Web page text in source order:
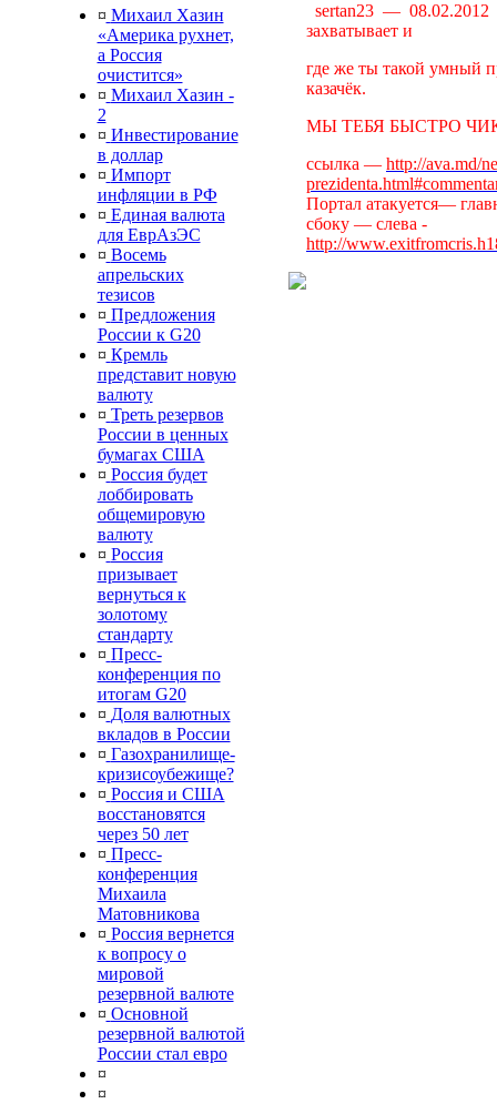
¤ Михаил Хазин
«Америка рухнет,
а Россия
очистится»
¤ Михаил Хазин -
2
¤ Инвестирование
в доллар
¤ Импорт
инфляции в РФ
¤ Единая валюта
для ЕврАзЭС
¤ Восемь
апрельских
тезисов
¤ Предложения
России к G20
¤ Кремль
представит новую
валюту
¤ Треть резервов
России в ценных
бумагах США
¤ Россия будет
лоббировать
общемировую
валюту
¤ Россия
призывает
вернуться к
золотому
стандарту
¤ Пресс-
конференция по
итогам G20
¤ Доля валютных
вкладов в России
¤ Газохранилище-
кризисоубежище?
¤ Россия и США
восстановятся
через 50 лет
¤ Пресс-
конференция
Михаила
Матовникова
¤ Россия вернется
к вопросу о
мировой
резервной валюте
¤ Основной
резервной валютой
России стал евро
¤
¤
sertan23 —
захватывает и
где же ты такой умный
казачёк.
МЫ ТЕБЯ БЫСТРО
ссылка — http://ava.md/
Портал атакуется—
сбоку — слева -
http://